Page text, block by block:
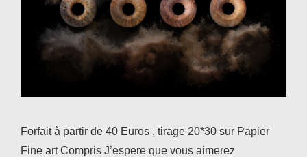
Forfait à partir de 40 Euros , tirage 20*30 sur Papier
Fine art Compris J’espere que vous aimerez